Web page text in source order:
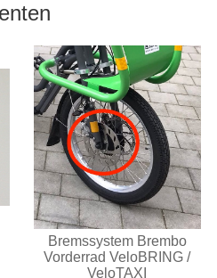
Bremssystem Brembo
Vorderrad VeloBRING /
VeloTAXI